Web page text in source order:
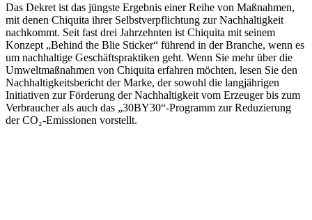
Das Dekret ist das jüngste Ergebnis einer Reihe von Maßnahmen,
mit denen Chiquita ihrer Selbstverpflichtung zur Nachhaltigkeit
nachkommt. Seit fast drei Jahrzehnten ist Chiquita mit seinem
Konzept „Behind the Blie Sticker“ führend in der Branche, wenn es
um nachhaltige Geschäftspraktiken geht. Wenn Sie mehr über die
Umweltmaßnahmen von Chiquita erfahren möchten, lesen Sie den
Nachhaltigkeitsbericht der Marke, der sowohl die langjährigen
Initiativen zur Förderung der Nachhaltigkeit vom Erzeuger bis zum
Verbraucher als auch das „30BY30“-Programm zur Reduzierung
der CO₂-Emissionen vorstellt.